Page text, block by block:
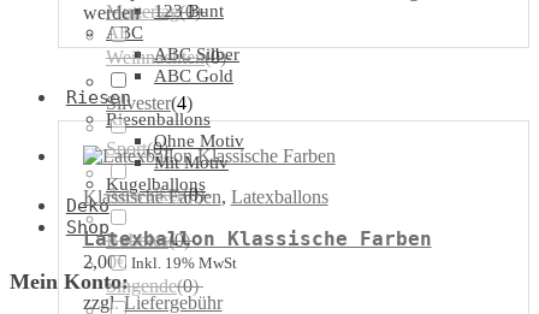
123 Bunt
ABC
ABC Silber
ABC Gold
Riesen
Riesenballons
Ohne Motiv
Mit Motiv
Kugelballons
Deko
Shop
Mein Konto:
werden
Klassische Farben, Latexballons
Latexballon Klassische Farben
2,00€ Inkl. 19% MwSt
zzgl.Liefergebühr
Muttertag(0)
Weihnachten(0)
Silvester(4)
Sport(0)
Airwalker(0)
Bubbles(0)
Singende(0)